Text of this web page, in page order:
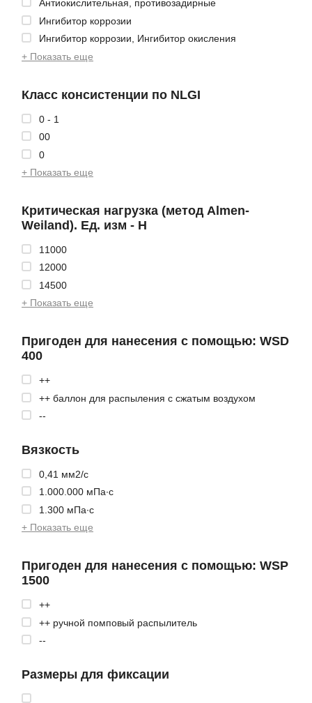
Антиокислительная, противозадирные
Ингибитор коррозии
Ингибитор коррозии, Ингибитор окисления
+ Показать еще
Класс консистенции по NLGI
0 - 1
00
0
+ Показать еще
Критическая нагрузка (метод Almen-
Weiland). Ед. изм - Н
11000
12000
14500
+ Показать еще
Пригоден для нанесения с помощью: WSD
400
++
++ баллон для распыления с сжатым воздухом
--
Вязкость
0,41 мм2/с
1.000.000 мПа∙с
1.300 мПа∙с
+ Показать еще
Пригоден для нанесения с помощью: WSP
1500
++
++ ручной помповый распылитель
--
Размеры для фиксации